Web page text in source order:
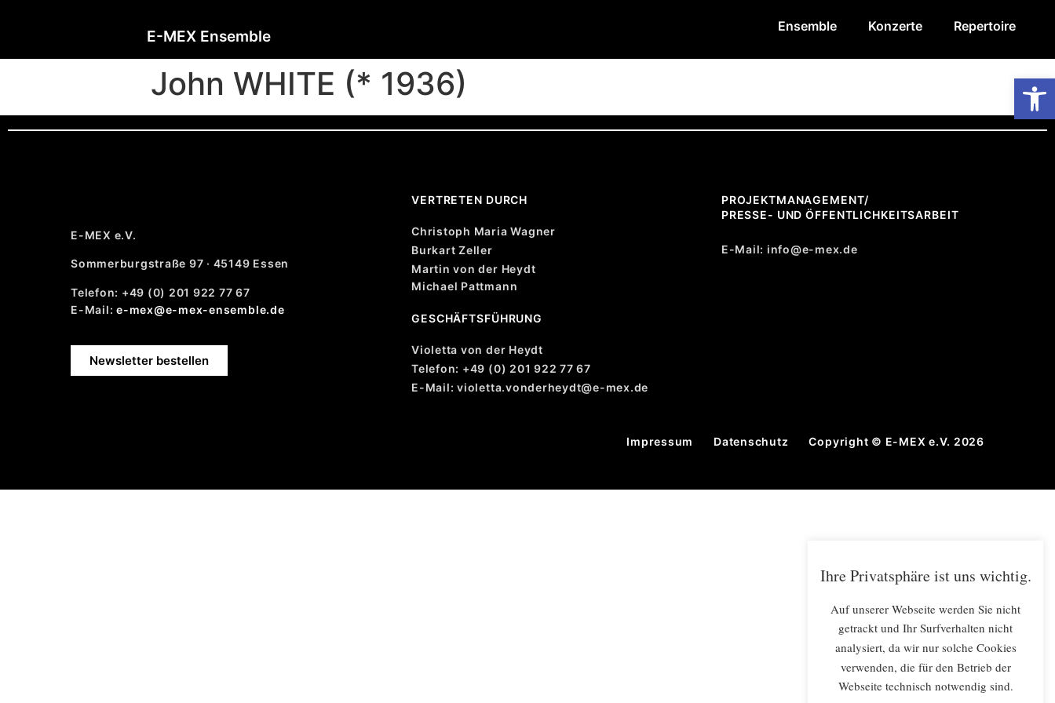
E-MEX Ensemble
Ensemble Konzerte Repertoire
John WHITE (* 1936)
E-MEX e.V.
Sommerburgstraße 97 · 45149 Essen
Telefon: +49 (0) 201 922 77 67
E-Mail:e-mex@e-mex-ensemble.de
Newsletter bestellen
VERTRETEN DURCH
Christoph Maria Wagner
Burkart Zeller
Martin von der Heydt
Michael Pattmann
GESCHÄFTSFÜHRUNG
Violetta von der Heydt
Telefon: +49 (0) 201 922 77 67
E-Mail: violetta.vonderheydt@e-mex.de
PROJEKTMANAGEMENT/
PRESSE- UND ÖFFENTLICHKEITSARBEIT
E-Mail: info@e-mex.de
Impressum Datenschutz Copyright © E-MEX e.V. 2026
Ihre Privatsphäre ist uns wichtig.
Auf unserer Webseite werden Sie nicht
getrackt und Ihr Surfverhalten nicht
analysiert, da wir nur solche Cookies
verwenden, die für den Betrieb der
Webseite technisch notwendig sind.